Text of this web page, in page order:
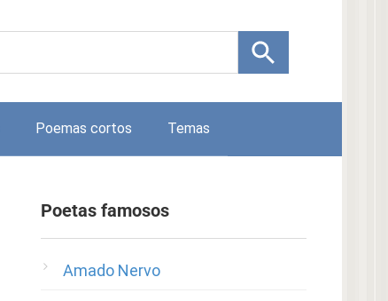
Poemas cortos Temas
Poetas famosos
Amado Nervo